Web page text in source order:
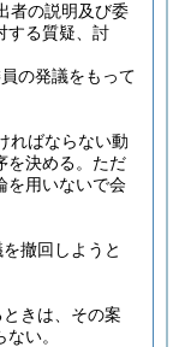
者の説明及び委
する質疑、討
の発議をもって
ればならない動
決める。 ただ
を用いないで会
撤回しようと
きは、その案
い。